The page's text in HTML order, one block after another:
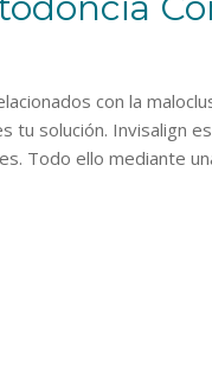
con la
tu solución. Invisalign
Todo ello mediante